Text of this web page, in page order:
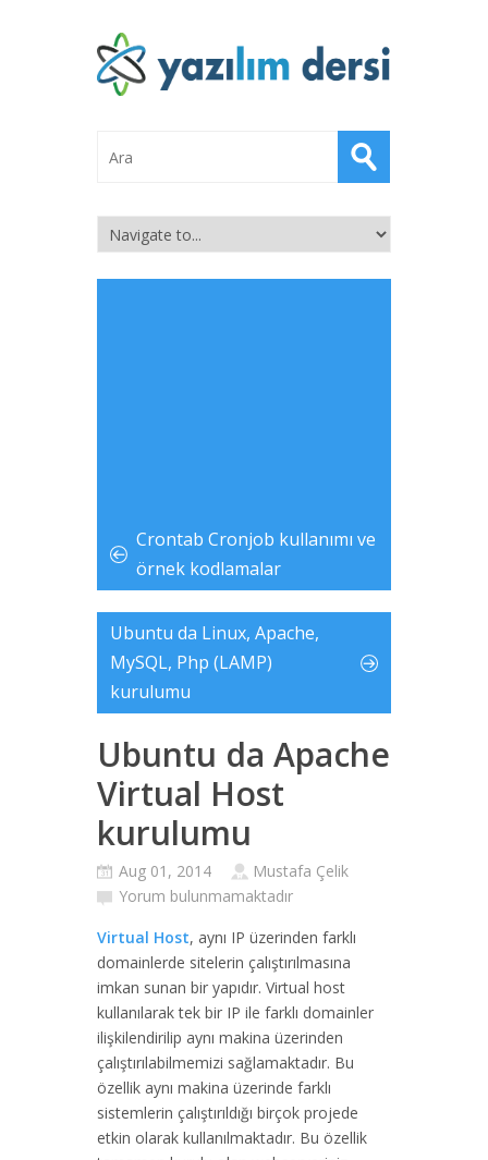
Crontab Cronjob kullanımı ve
örnek kodlamalar
Ubuntu da Linux, Apache,
MySQL, Php (LAMP)
kurulumu
Ubuntu da Apache
Virtual Host
kurulumu
Aug 01, 2014
Mustafa Çelik
Yorum bulunmamaktadır
Virtual Host, aynı IP üzerinden farklı
domainlerde sitelerin çalıştırılmasına
imkan sunan bir yapıdır. Virtual host
kullanılarak tek bir IP ile farklı domainler
ilişkilendirilip aynı makina üzerinden
çalıştırılabilmemizi sağlamaktadır. Bu
özellik aynı makina üzerinde farklı
sistemlerin çalıştırıldığı birçok projede
etkin olarak kullanılmaktadır. Bu özellik